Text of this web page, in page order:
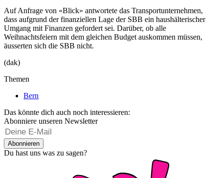
Auf Anfrage von «Blick» antwortete das Transportunternehmen,
dass aufgrund der finanziellen Lage der SBB ein haushälterischer
Umgang mit Finanzen gefordert sei. Darüber, ob alle
Weihnachtsfeiern mit dem gleichen Budget auskommen müssen,
äusserten sich die SBB nicht.
(dak)
Themen
Bern
Das könnte dich auch noch interessieren:
Abonniere unseren Newsletter
Abonnieren
Du hast uns was zu sagen?